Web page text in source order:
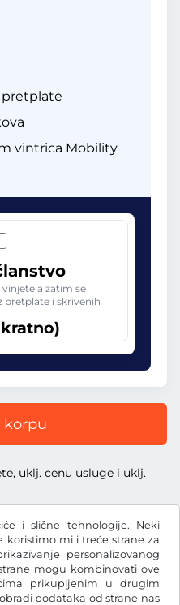
i slične tehnologije. Neki
koristimo mi i treće strane za
personalizovanog
mogu kombinovati ove
prikupljenim u drugim
podataka od strane nas
vintrica Mobility
a zatim se
pretplate i skrivenih
korpu
uklj. cenu usluge i uklj.